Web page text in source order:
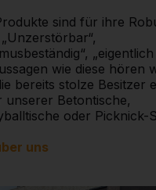
sind für ihre
wie diese hören
bereits stolze Besitzer
unserer Betontische,
oder Picknick-
uns